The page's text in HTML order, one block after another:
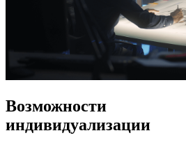
Возможности
индивидуализации